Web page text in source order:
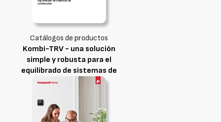
Catálogos de productos
Kombi-TRV - una solución
simple y robusta para el
equilibrado de sistemas de
calefacción en una sola